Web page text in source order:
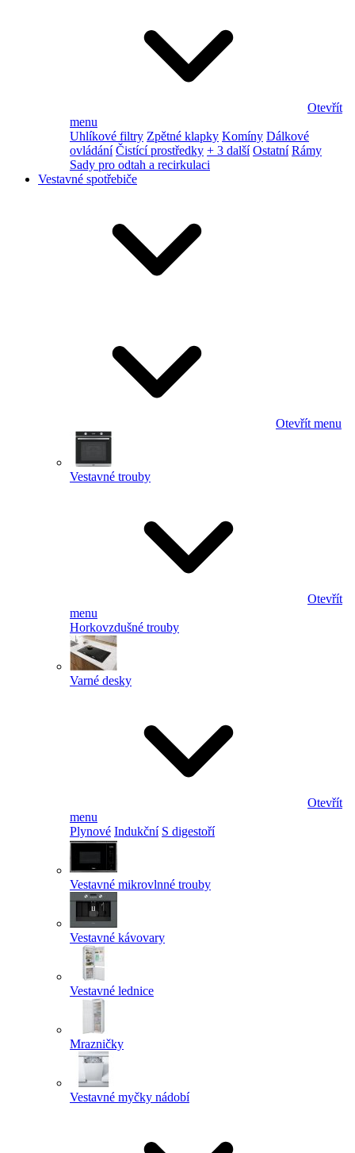
Otevřít
menu
Uhlíkové filtry Zpětné klapky Komíny Dálkové
ovládání Čistící prostředky + 3 další Ostatní Rámy
Sady pro odtah a recirkulaci
Vestavné spotřebiče
Otevřít menu
Vestavné trouby
Otevřít
menu
Horkovzdušné trouby
Varné desky
Otevřít
menu
Plynové Indukční S digestoří
Vestavné mikrovlnné trouby
Vestavné kávovary
Vestavné lednice
Mrazničky
Vestavné myčky nádobí